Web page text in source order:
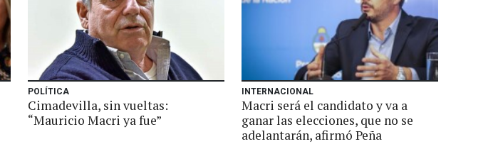
POLÍTICA
Cimadevilla, sin vueltas:
“Mauricio Macri ya fue”
INTERNACIONAL
Macri será el candidato y va a
ganar las elecciones, que no se
adelantarán, afirmó Peña